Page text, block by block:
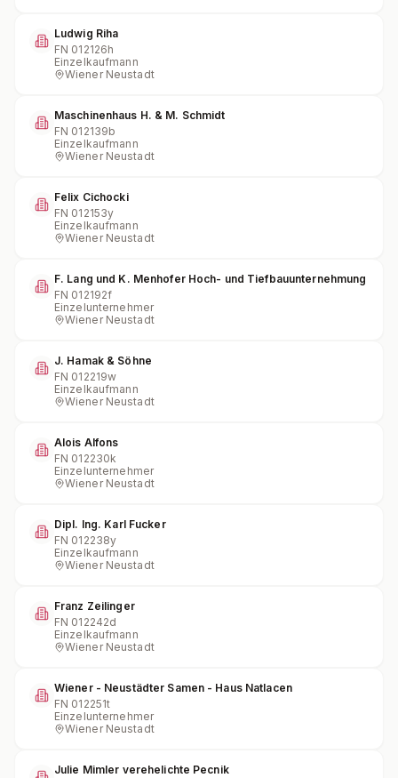
Ludwig Riha
FN 012126h
Einzelkaufmann
Wiener Neustadt
Maschinenhaus H. & M. Schmidt
FN 012139b
Einzelkaufmann
Wiener Neustadt
Felix Cichocki
FN 012153y
Einzelkaufmann
Wiener Neustadt
F. Lang und K. Menhofer Hoch- und Tiefbauunternehmung
FN 012192f
Einzelunternehmer
Wiener Neustadt
J. Hamak & Söhne
FN 012219w
Einzelkaufmann
Wiener Neustadt
Alois Alfons
FN 012230k
Einzelunternehmer
Wiener Neustadt
Dipl. Ing. Karl Fucker
FN 012238y
Einzelkaufmann
Wiener Neustadt
Franz Zeilinger
FN 012242d
Einzelkaufmann
Wiener Neustadt
Wiener - Neustädter Samen - Haus Natlacen
FN 012251t
Einzelunternehmer
Wiener Neustadt
Julie Mimler verehelichte Pecnik